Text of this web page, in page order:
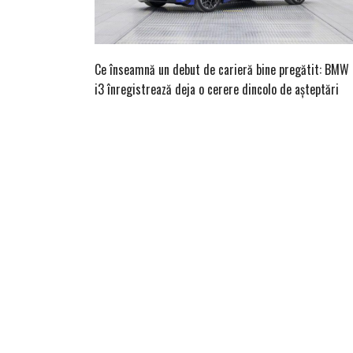
Ce înseamnă un debut de carieră bine pregătit: BMW
i3 înregistrează deja o cerere dincolo de așteptări